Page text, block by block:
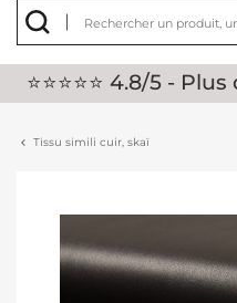
⭐⭐⭐⭐⭐ 4.8/5 -
Tissu simili cuir, skaï